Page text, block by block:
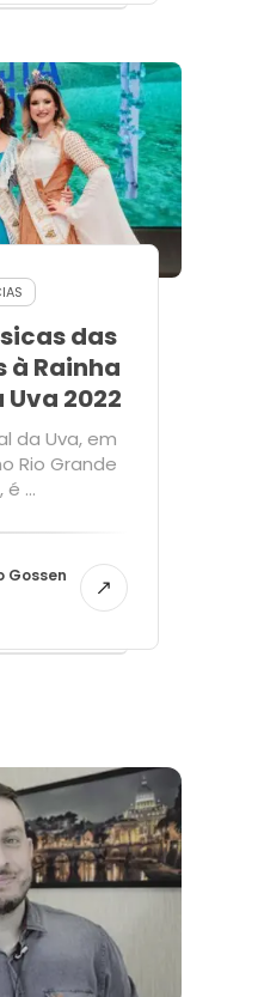
das
Rainha
2022
da Uva, em
Rio Grande
é ...
Gossen